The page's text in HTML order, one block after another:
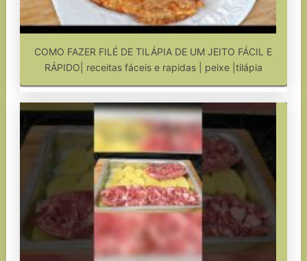
COMO FAZER FILÉ DE TILÁPIA DE UM JEITO FÁCIL E
RÁPIDO| receitas fáceis e rapidas | peixe |tilápia